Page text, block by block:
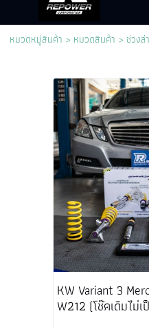
หมวดหมู่สินค้า > หมวดสินค้า > ช่วงล่
KW Variant 3
W212 (โช๊คเดิมไม่